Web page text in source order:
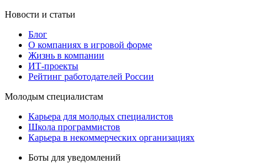
Новости и статьи
Блог
О компаниях в игровой форме
Жизнь в компании
ИТ-проекты
Рейтинг работодателей России
Молодым специалистам
Карьера для молодых специалистов
Школа программистов
Карьера в некоммерческих организациях
Боты для уведомлений